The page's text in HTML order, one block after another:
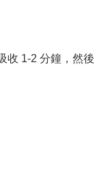
收 1-2 分鐘，然後